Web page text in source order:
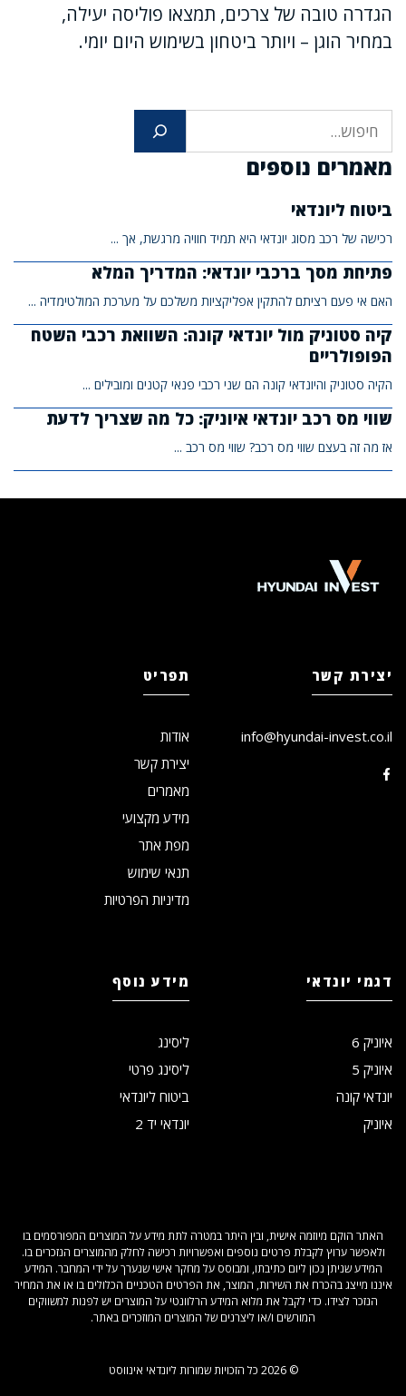
הגדרה טובה של צרכים, תמצאו פוליסה יעילה,
במחיר הוגן – ויותר ביטחון בשימוש היום יומי.
חיפוש
מאמרים נוספים
ביטוח ליונדאי
רכישה של רכב מסוג יונדאי היא תמיד חוויה מרגשת, אך ...
פתיחת מסך ברכבי יונדאי: המדריך המלא
האם אי פעם רציתם להתקין אפליקציות משלכם על מערכת המולטימדיה ...
קיה סטוניק מול יונדאי קונה: השוואת רכבי השטח
הפופולריים
הקיה סטוניק והיונדאי קונה הם שני רכבי פנאי קטנים ומובילים ...
שווי מס רכב יונדאי איוניק: כל מה שצריך לדעת
אז מה זה בעצם שווי מס רכב? שווי מס רכב ...
יצירת קשר
info@hyundai-invest.co.il
תפריט
אודות
יצירת קשר
מאמרים
מידע מקצועי
מפת אתר
תנאי שימוש
מדיניות הפרטיות
דגמי יונדאי
איוניק 6
איוניק 5
יונדאי קונה
איוניק
מידע נוסף
ליסינג
ליסינג פרטי
ביטוח ליונדאי
יונדאי יד 2
האתר הוקם מיוזמה אישית, ובין היתר במטרה לתת מידע על המוצרים המפורסמים בו
ולאפשר ערוץ לקבלת פרטים נוספים ואפשרויות רכישה לחלק מהמוצרים הנזכרים בו.
המידע שניתן נכון ליום כתיבתו, ומבוסס על מחקר אישי שנערך על ידי המחבר. המידע
איננו מייצג בהכרח את השירות, המוצר, את הפרטים הטכניים הכלולים בו או את המחיר
הנזכר לצידו. כדי לקבל את מלוא המידע הרלוונטי על המוצרים יש לפנות למשווקים
המורשים ו/או ליצרנים של המוצרים המוזכרים באתר.
© 2026 כל הזכויות שמורות ליונדאי אינווסט